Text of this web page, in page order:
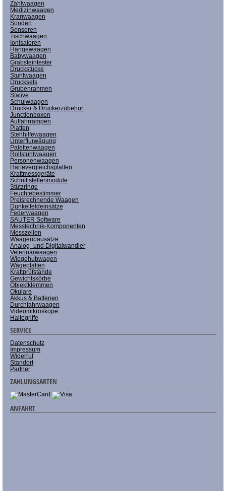
Zählwaagen
Medizinwaagen
Kranwaagen
Sonden
Sensoren
Tischwaagen
Ionisatoren
Hängewaagen
Babywaagen
Grabsteintester
Druckstücke
Stuhlwaagen
Drucksets
Grubenrahmen
Stative
Schulwaagen
Drucker & Druckerzubehör
Junctionboxen
Auffahrrampen
Platten
Stehhilfewaagen
Unterflurwägung
Palettenwaagen
Rollstuhlwaagen
Personenwaagen
Härtevergleichsplatten
Kraftmessgeräte
Schnittstellenmodule
Stützringe
Feuchtebestimmer
Preisrechnende Waagen
Dunkelfeldeinsätze
Federwaagen
SAUTER Software
Messtechnik-Komponenten
Messzellen
Waagenbausätze
Analog- und Digitalwandler
Veterinärwaagen
Wiegehubwagen
Wägeplatten
Kraftprüfstände
Gewichtskörbe
Objektklemmen
Okulare
Akkus & Batterien
Durchfahrwaagen
Videomikroskope
Haltegriffe
SERVICE
Datenschutz
Impressum
Widerruf
Standort
Partner
ZAHLUNGSARTEN
ANFAHRT